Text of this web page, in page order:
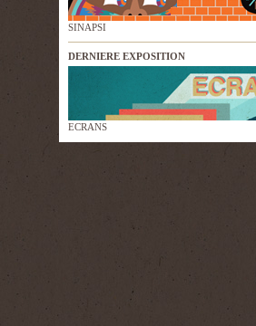
SINAPSI
DERNIERE EXPOSITION
ECRANS